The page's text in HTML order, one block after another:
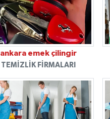
ankara emek çilingir
TEMIZLIK FIRMALARI